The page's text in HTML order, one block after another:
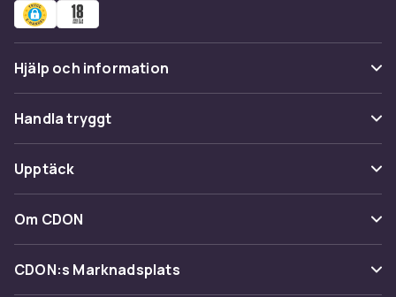
Hjälp och information
Vanliga frågor
Spåra paket
Ångra & Returnera här
Kundservice
Handla tryggt
Betalning
Leverans
Återkallelser
Upptäck
Kategorier
Varumärken
Om CDON
Om oss
CDON:s Marknadsplats